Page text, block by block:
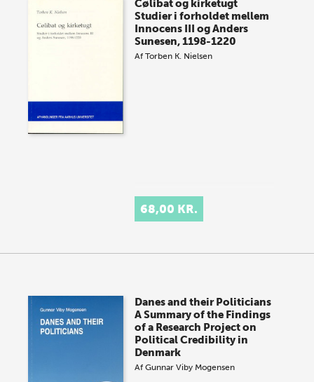
Cølibat og kirketugt
Studier i forholdet mellem
Innocens III og Anders
Sunesen, 1198-1220
AfTorben K. Nielsen
68,00 KR.
Danes and their Politicians
A Summary of the Findings
of a Research Project on
Political Credibility in
Denmark
AfGunnar Viby Mogensen